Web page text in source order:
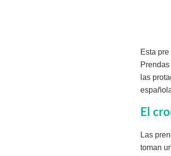
Esta
las
El
Las
toman